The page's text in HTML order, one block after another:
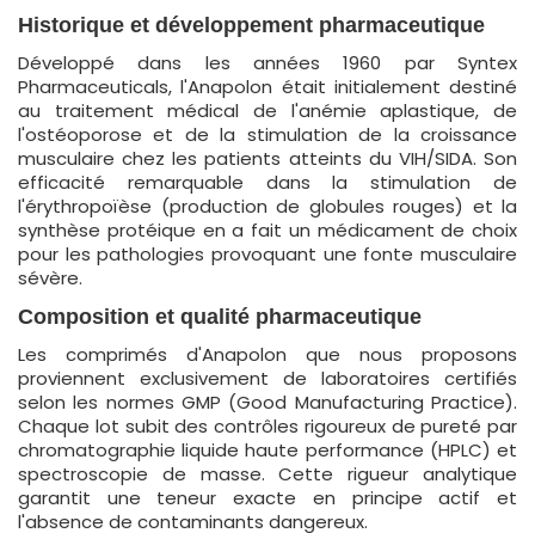
Historique et développement pharmaceutique
Développé dans les années 1960 par Syntex
Pharmaceuticals, l'Anapolon était initialement destiné
au traitement médical de l'anémie aplastique, de
l'ostéoporose et de la stimulation de la croissance
musculaire chez les patients atteints du VIH/SIDA. Son
efficacité remarquable dans la stimulation de
l'érythropoïèse (production de globules rouges) et la
synthèse protéique en a fait un médicament de choix
pour les pathologies provoquant une fonte musculaire
sévère.
Composition et qualité pharmaceutique
Les comprimés d'Anapolon que nous proposons
proviennent exclusivement de laboratoires certifiés
selon les normes GMP (Good Manufacturing Practice).
Chaque lot subit des contrôles rigoureux de pureté par
chromatographie liquide haute performance (HPLC) et
spectroscopie de masse. Cette rigueur analytique
garantit une teneur exacte en principe actif et
l'absence de contaminants dangereux.